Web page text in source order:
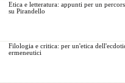
Etica e letteratura: appunti per un
su Pirandello
Filologia e critica: per un'etica
ermeneutici